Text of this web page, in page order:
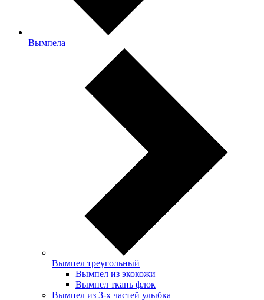
Вымпела
Вымпел треугольный
Вымпел из экокожи
Вымпел ткань флок
Вымпел из 3-х частей улыбка